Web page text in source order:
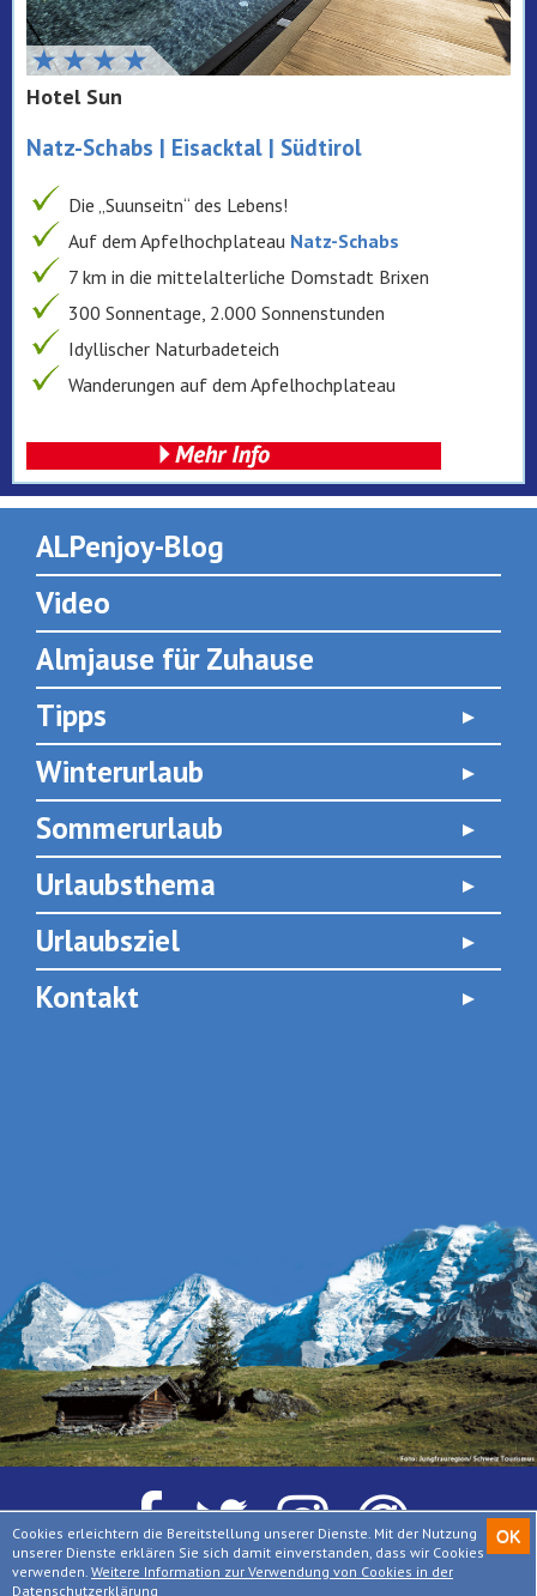
Cookies erleichtern die Bereitstellung unserer Dienste. Mit der Nutzung
unserer Dienste erklären Sie sich damit einverstanden, dass wir Cookies
verwenden. Weitere Information zur Verwendung von Cookies in der
Datenschutzerklärung
OK
Hotel Sun
Natz-Schabs | Eisacktal | Südtirol
Die „Suunseitn“ des Lebens!
Auf dem Apfelhochplateau Natz-Schabs
7 km in die mittelalterliche Domstadt Brixen
300 Sonnentage, 2.000 Sonnenstunden
Idyllischer Naturbadeteich
Wanderungen auf dem Apfelhochplateau
ALPenjoy-Blog
Video
Almjause für Zuhause
Tipps
Winterurlaub
Sommerurlaub
Urlaubsthema
Urlaubsziel
Kontakt
© Urlaub in den Alpen – ALPenjoy Tourismusmarketing